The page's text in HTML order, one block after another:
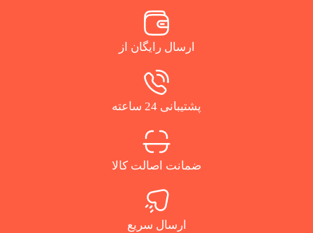
ارسال رایگان از
پشتیبانی 24 ساعته
ضمانت اصالت کالا
ارسال سریع